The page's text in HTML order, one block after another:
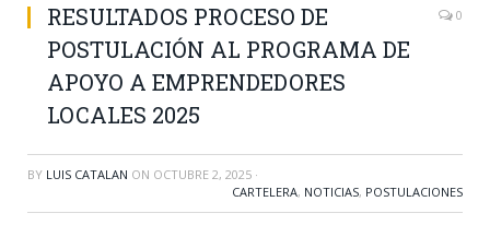
RESULTADOS PROCESO DE
POSTULACIÓN AL PROGRAMA DE
APOYO A EMPRENDEDORES
LOCALES 2025
0
BY LUIS CATALAN ON OCTUBRE 2, 2025 ·
CARTELERA, NOTICIAS, POSTULACIONES